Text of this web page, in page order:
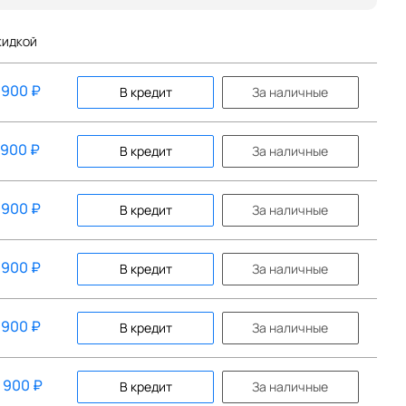
₽ В кредит За наличные
₽ В кредит За наличные
₽ В кредит За наличные
₽ В кредит За наличные
₽ В кредит За наличные
900 ₽ В кредит За наличные